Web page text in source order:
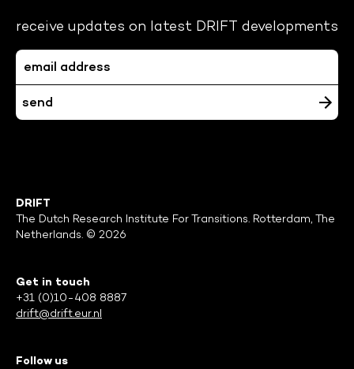
receive updates on latest DRIFT developments
DRIFT
The Dutch Research Institute For Transitions. Rotterdam, The
Netherlands. © 2026
Get in touch
+31 (0)10-408 8887
drift@drift.eur.nl
Follow us